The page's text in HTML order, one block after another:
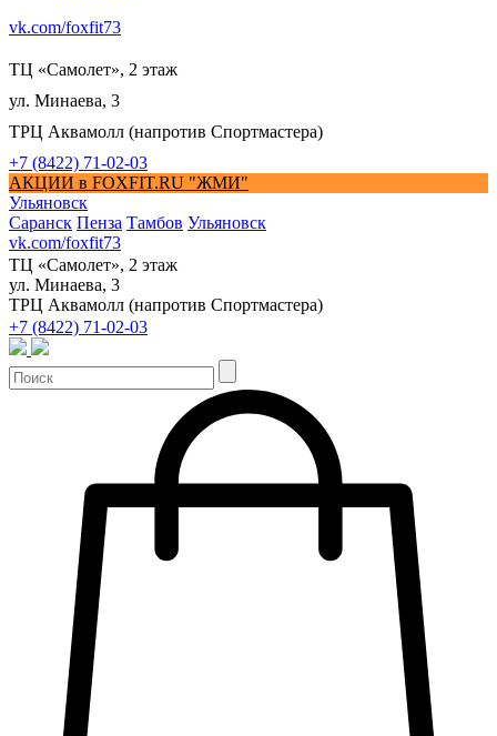
vk.com/foxfit73
ТЦ «Самолет», 2 этаж
ул. Минаева, 3
ТРЦ Аквамолл (напротив Спортмастера)
+7 (8422) 71-02-03
АКЦИИ в FOXFIT.RU "ЖМИ"
Ульяновск
Саранск Пенза Тамбов Ульяновск
vk.com/foxfit73
ТЦ «Самолет», 2 этаж
ул. Минаева, 3
ТРЦ Аквамолл (напротив Спортмастера)
+7 (8422) 71-02-03